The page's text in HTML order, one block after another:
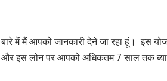
में मैं आपको जानकारी देने जा रहा हूं। इस
इस लोन पर आपको अधिकतम 7 साल तक